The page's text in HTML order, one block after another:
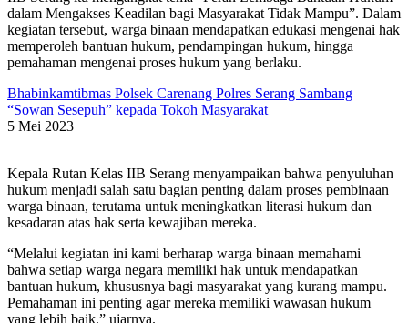
dalam Mengakses Keadilan bagi Masyarakat Tidak Mampu”. Dalam
kegiatan tersebut, warga binaan mendapatkan edukasi mengenai hak
memperoleh bantuan hukum, pendampingan hukum, hingga
pemahaman mengenai proses hukum yang berlaku.
Bhabinkamtibmas Polsek Carenang Polres Serang Sambang
“Sowan Sesepuh” kepada Tokoh Masyarakat
5 Mei 2023
Kepala Rutan Kelas IIB Serang menyampaikan bahwa penyuluhan
hukum menjadi salah satu bagian penting dalam proses pembinaan
warga binaan, terutama untuk meningkatkan literasi hukum dan
kesadaran atas hak serta kewajiban mereka.
“Melalui kegiatan ini kami berharap warga binaan memahami
bahwa setiap warga negara memiliki hak untuk mendapatkan
bantuan hukum, khususnya bagi masyarakat yang kurang mampu.
Pemahaman ini penting agar mereka memiliki wawasan hukum
yang lebih baik,” ujarnya.